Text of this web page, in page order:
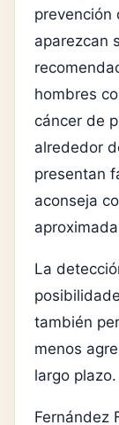
prevención
aparezcan
hombres
cáncer de
alrededor
presentan
aconseja
La
también
menos
largo plazo.
Fernández